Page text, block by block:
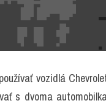
vozidlá
s dvoma